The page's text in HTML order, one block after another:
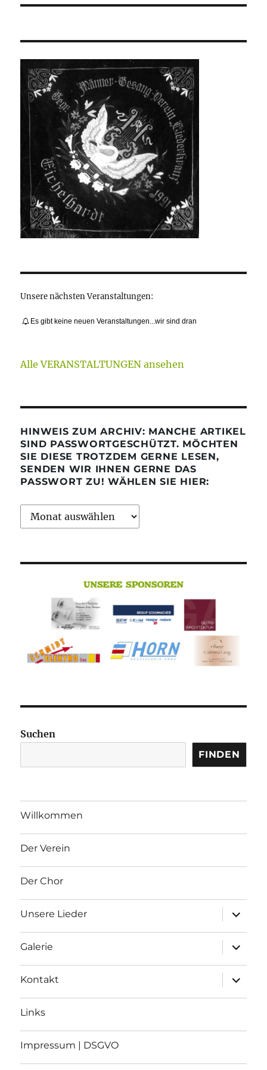
Unsere nächsten Veranstaltungen:
Es gibt keine neuen Veranstaltungen...wir sind dran
Alle VERANSTALTUNGEN ansehen
HINWEIS ZUM ARCHIV: MANCHE ARTIKEL
SIND PASSWORTGESCHÜTZT. MÖCHTEN
SIE DIESE TROTZDEM GERNE LESEN,
SENDEN WIR IHNEN GERNE DAS
PASSWORT ZU! WÄHLEN SIE HIER:
Suchen
FINDEN
Willkommen
Der Verein
Der Chor
Unsere Lieder
Galerie
Kontakt
Links
Impressum | DSGVO